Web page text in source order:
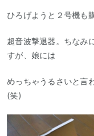
ひろげようと２号機も
超音波撃退器。ちなみ
すが、娘には
めっちゃうるさいと言
(笑)